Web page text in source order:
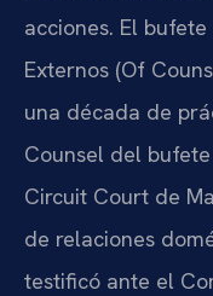
acciones. El
Externos (Of
una década de
Counsel del
Circuit Court de
de relaciones
testificó ante el